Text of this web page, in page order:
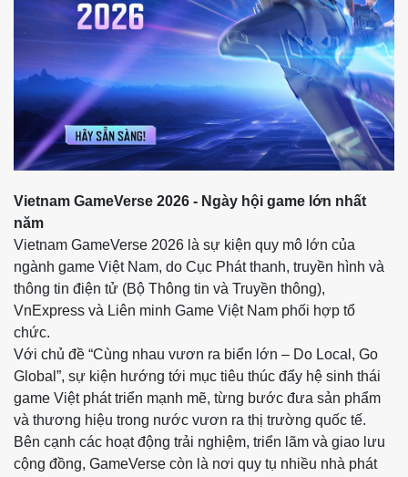
Vietnam GameVerse 2026 - Ngày hội game lớn nhất
năm
Vietnam GameVerse 2026 là sự kiện quy mô lớn của
ngành game Việt Nam, do Cục Phát thanh, truyền hình và
thông tin điện tử (Bộ Thông tin và Truyền thông),
VnExpress và Liên minh Game Việt Nam phối hợp tổ
chức.
Với chủ đề “Cùng nhau vươn ra biển lớn – Do Local, Go
Global”, sự kiện hướng tới mục tiêu thúc đẩy hệ sinh thái
game Việt phát triển mạnh mẽ, từng bước đưa sản phẩm
và thương hiệu trong nước vươn ra thị trường quốc tế.
Bên cạnh các hoạt động trải nghiệm, triển lãm và giao lưu
cộng đồng, GameVerse còn là nơi quy tụ nhiều nhà phát